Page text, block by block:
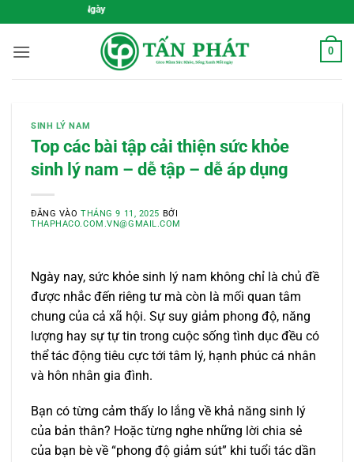
qua
nội
0
SINH LÝ NAM
Top các bài tập cải thiện sức khỏe
sinh lý nam – dễ tập – dễ áp dụng
ĐĂNG VÀOTHÁNG 9 11, 2025 BỞI
THAPHACO.COM.VN@GMAIL.COM
Ngày nay, sức khỏe sinh lý nam không chỉ là chủ đề
được nhắc đến riêng tư mà còn là mối quan tâm
chung của cả xã hội. Sự suy giảm phong độ, năng
lượng hay sự tự tin trong cuộc sống tình dục đều có
thể tác động tiêu cực tới tâm lý, hạnh phúc cá nhân
và hôn nhân gia đình.
Bạn có từng cảm thấy lo lắng về khả năng sinh lý
của bản thân? Hoặc từng nghe những lời chia sẻ
của bạn bè về “phong độ giảm sút” khi tuổi tác dần